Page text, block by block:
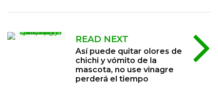
READ NEXT
Así puede quitar olores de
chichi y vómito de la
mascota, no use vinagre
perderá el tiempo